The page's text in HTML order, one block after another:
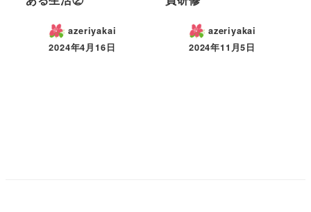
azeriyakai
2024年4月16日
azeriyakai
2024年11月5日